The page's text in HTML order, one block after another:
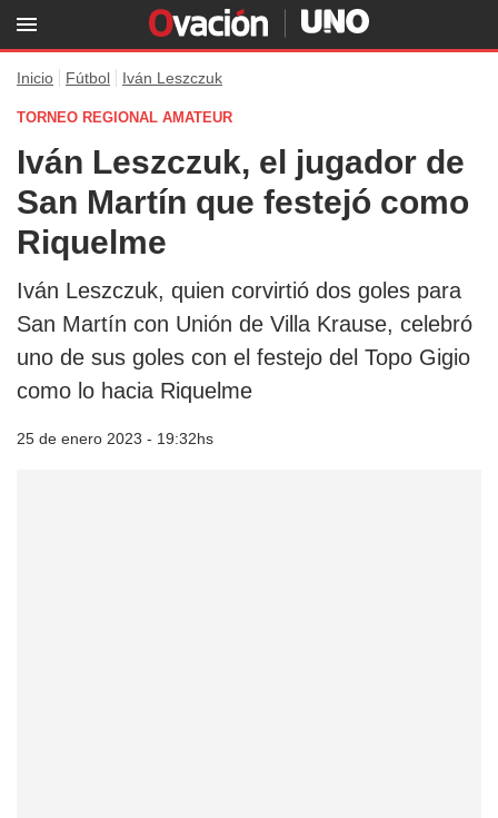
Inicio Fútbol Iván Leszczuk
TORNEO REGIONAL AMATEUR
Iván Leszczuk, el jugador de
San Martín que festejó como
Riquelme
Iván Leszczuk, quien corvirtió dos goles para
San Martín con Unión de Villa Krause, celebró
uno de sus goles con el festejo del Topo Gigio
como lo hacia Riquelme
25 de enero 2023 - 19:32hs